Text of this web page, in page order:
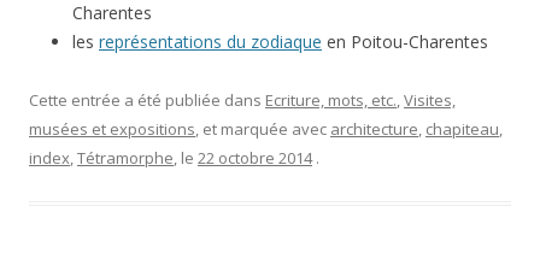
Charentes
les représentations du zodiaque en Poitou-Charentes
Cette entrée a été publiée dans Ecriture, mots, etc.,Visites,
musées et expositions, et marquée avec architecture, chapiteau,
index,Tétramorphe, le 22 octobre 2014 .